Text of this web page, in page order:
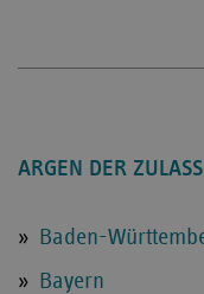
teilen
teilen
ARGEN DER
Baden-
Bayern